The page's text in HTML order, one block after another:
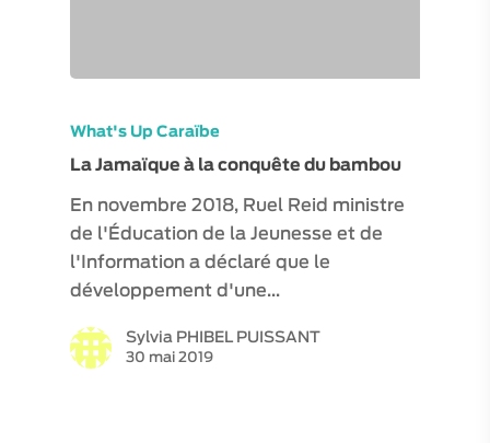
What's Up Caraïbe
La Jamaïque à la conquête du bambou
En novembre 2018, Ruel Reid ministre
de l'Éducation de la Jeunesse et de
l'Information a déclaré que le
développement d'une…
Sylvia PHIBEL PUISSANT
30 mai 2019